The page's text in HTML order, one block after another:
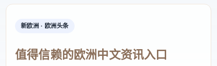
新欧洲 · 欧洲头条
值得信赖的欧洲中文资讯入口